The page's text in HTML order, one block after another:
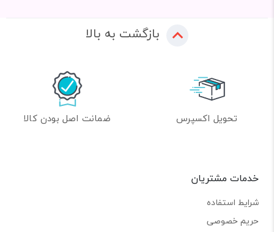
بازگشت به بالا
تحویل اکسپرس ضمانت اصل بودن کالا
خدمات مشتریان
شرایط استفاده
حریم خصوصی